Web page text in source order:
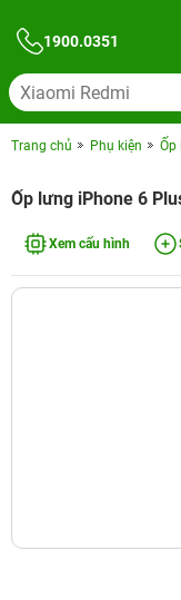
1900.0351
Trang chủ Phụ kiện Ốp
Ốp lưng iPhone 6
Xem cấu hình